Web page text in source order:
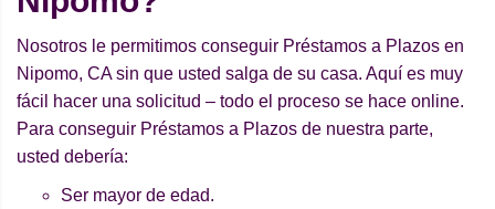
Nosotros le permitimos conseguir Préstamos a Plazos en
Nipomo, CA sin que usted salga de su casa. Aquí es muy
fácil hacer una solicitud – todo el proceso se hace online.
Para conseguir Préstamos a Plazos de nuestra parte,
usted debería:
Ser mayor de edad.